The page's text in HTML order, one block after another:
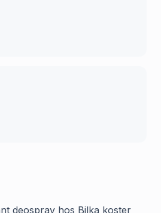
deospray hos Bilka koster